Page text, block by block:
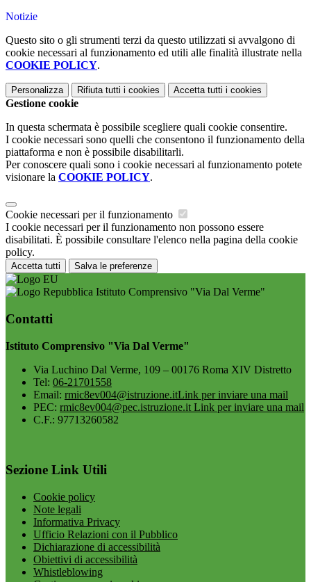
Notizie
Questo sito o gli strumenti terzi da questo utilizzati si avvalgono di
cookie necessari al funzionamento ed utili alle finalità illustrate nella
COOKIE POLICY.
Personalizza Rifiuta tutti i cookies Accetta tutti i cookies
Gestione cookie
In questa schermata è possibile scegliere quali cookie consentire.
I cookie necessari sono quelli che consentono il funzionamento della
piattaforma e non è possibile disabilitarli.
Per conoscere quali sono i cookie necessari al funzionamento potete
visionare la COOKIE POLICY.
Cookie necessari per il funzionamento
I cookie necessari per il funzionamento non possono essere
disabilitati. È possibile consultare l'elenco nella pagina della cookie
policy.
Accetta tutti Salva le preferenze
Istituto Comprensivo "Via Dal Verme"
Contatti
Istituto Comprensivo "Via Dal Verme"
Via Luchino Dal Verme, 109 – 00176 Roma XIV Distretto
Tel: 06-21701558
Email: rmic8ev004@istruzione.itLink per inviare una mail
PEC: rmic8ev004@pec.istruzione.it Link per inviare una mail
C.F.: 97713260582
Sezione Link Utili
Cookie policy
Note legali
Informativa Privacy
Ufficio Relazioni con il Pubblico
Dichiarazione di accessibilità
Obiettivi di accessibilità
Whistleblowing